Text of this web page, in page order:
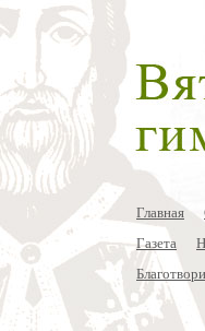
Главная
Газета